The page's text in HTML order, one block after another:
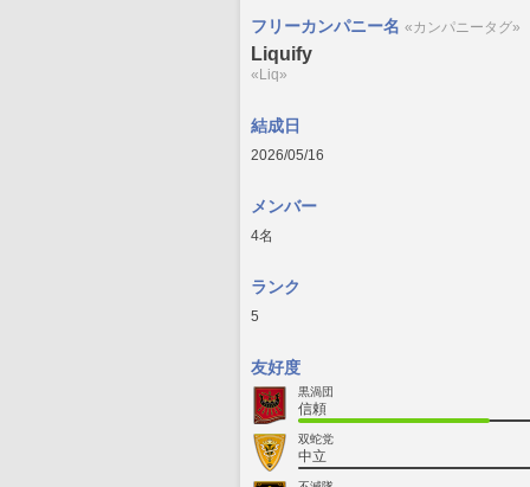
フリーカンパニー名 «カンパニータグ»
Liquify
«Liq»
結成日
2026/05/16
メンバー
4名
ランク
5
友好度
黒渦団
信頼
双蛇党
中立